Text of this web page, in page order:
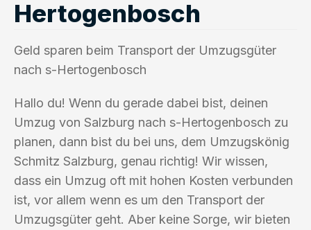
Hertogenbosch
Geld sparen beim Transport der Umzugsgüter
nach s-Hertogenbosch
Hallo du! Wenn du gerade dabei bist, deinen
Umzug von Salzburg nach s-Hertogenbosch zu
planen, dann bist du bei uns, dem Umzugskönig
Schmitz Salzburg, genau richtig! Wir wissen,
dass ein Umzug oft mit hohen Kosten verbunden
ist, vor allem wenn es um den Transport der
Umzugsgüter geht. Aber keine Sorge, wir bieten